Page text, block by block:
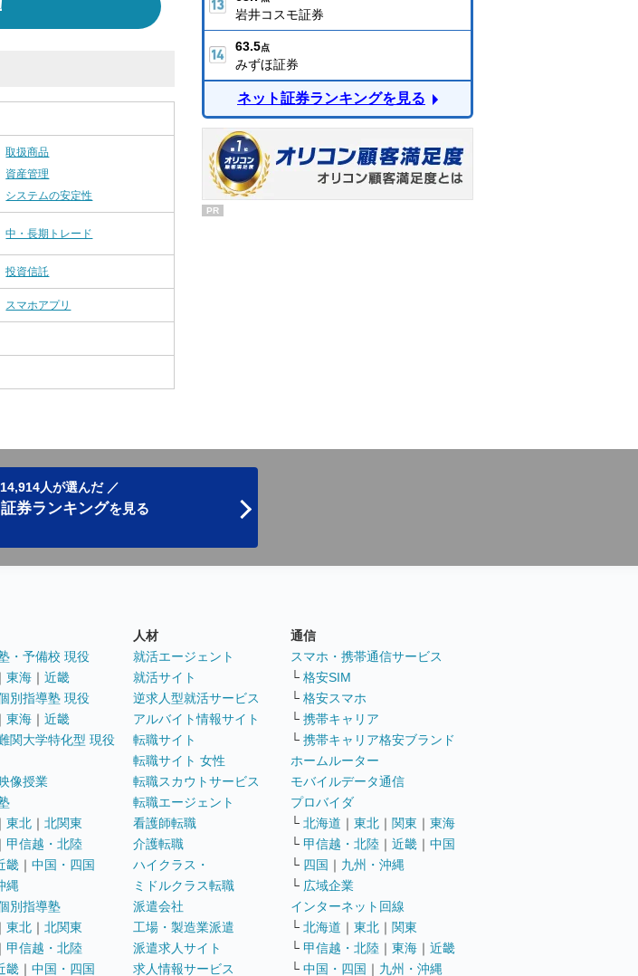
取扱商品
資産管理
システムの安定性
中・長期トレード
投資信託
スマホアプリ
岩井コスモ証券
63.5点
みずほ証券
ネット証券ランキングを見る
PR
人が選んだ ／
券ランキングを見る
・予備校 現役
｜ 東海 ｜ 近畿
別指導塾 現役
｜ 東海 ｜ 近畿
関大学特化型 現役
像授業
｜ 東北 ｜ 北関東
｜ 甲信越・北陸
畿 ｜ 中国・四国
縄
別指導塾
｜ 東北 ｜ 北関東
｜ 甲信越・北陸
畿 ｜ 中国・四国
人材
就活エージェント
就活サイト
逆求人型就活サービス
アルバイト情報サイト
転職サイト
転職サイト 女性
転職スカウトサービス
転職エージェント
看護師転職
介護転職
ハイクラス・
ミドルクラス転職
派遣会社
工場・製造業派遣
派遣求人サイト
求人情報サービス
通信
スマホ・携帯通信サービス
└ 格安SIM
└ 格安スマホ
└ 携帯キャリア
└ 携帯キャリア格安ブランド
ホームルーター
モバイルデータ通信
プロバイダ
└ 北海道 ｜ 東北 ｜ 関東 ｜ 東海
└ 甲信越・北陸 ｜ 近畿 ｜ 中国
└ 四国 ｜ 九州・沖縄
└ 広域企業
インターネット回線
└ 北海道 ｜ 東北 ｜ 関東
└ 甲信越・北陸 ｜ 東海 ｜ 近畿
└ 中国・四国 ｜ 九州・沖縄